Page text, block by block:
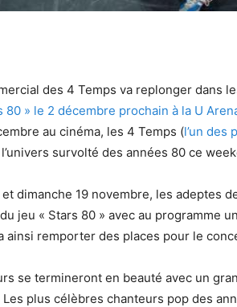
des 4 Temps va replonger dans
80 » le 2 décembre prochain à la U
au cinéma, les 4 Temps (l’un des
survolté des années 80 ce
et dimanche 19 novembre, les adeptes
jeu « Stars 80 » avec au programme
ainsi remporter des places pour le
se termineront en beauté avec un
Les plus célèbres chanteurs pop des